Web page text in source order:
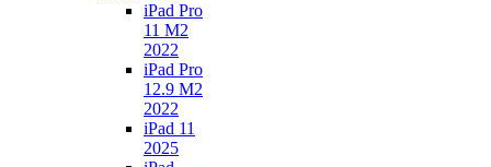
iPad Pro
11 M2
2022
iPad Pro
12.9 M2
2022
iPad 11
2025